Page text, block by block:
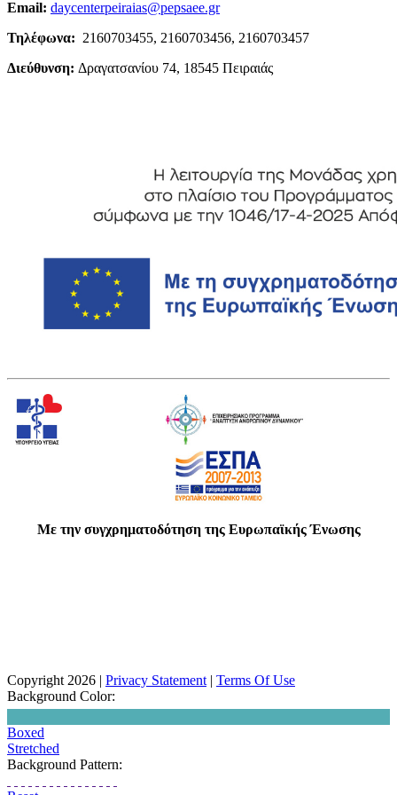
Email: daycenterpeiraias@pepsaee.gr
Τηλέφωνα: 2160703455, 2160703456, 2160703457
Διεύθυνση: Δραγατσανίου 74, 18545 Πειραιάς
Με την συγχρηματοδότηση της Ευρωπαϊκής Ένωσης
Copyright 2026 | Privacy Statement | Terms Of Use
Background Color:
Boxed
Stretched
Background Pattern: